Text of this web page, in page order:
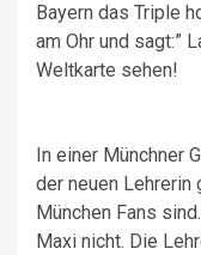
Bayern das Triple
am Ohr und sagt:”
Weltkarte sehen!
In einer Münchner
der neuen Lehrerin
München Fans
Maxi nicht. Die